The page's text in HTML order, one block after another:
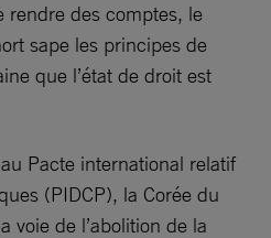
rendre des comptes, le
sape les principes de
que l’état de droit est
Pacte international relatif
(PIDCP), la Corée du
voie de l’abolition de la